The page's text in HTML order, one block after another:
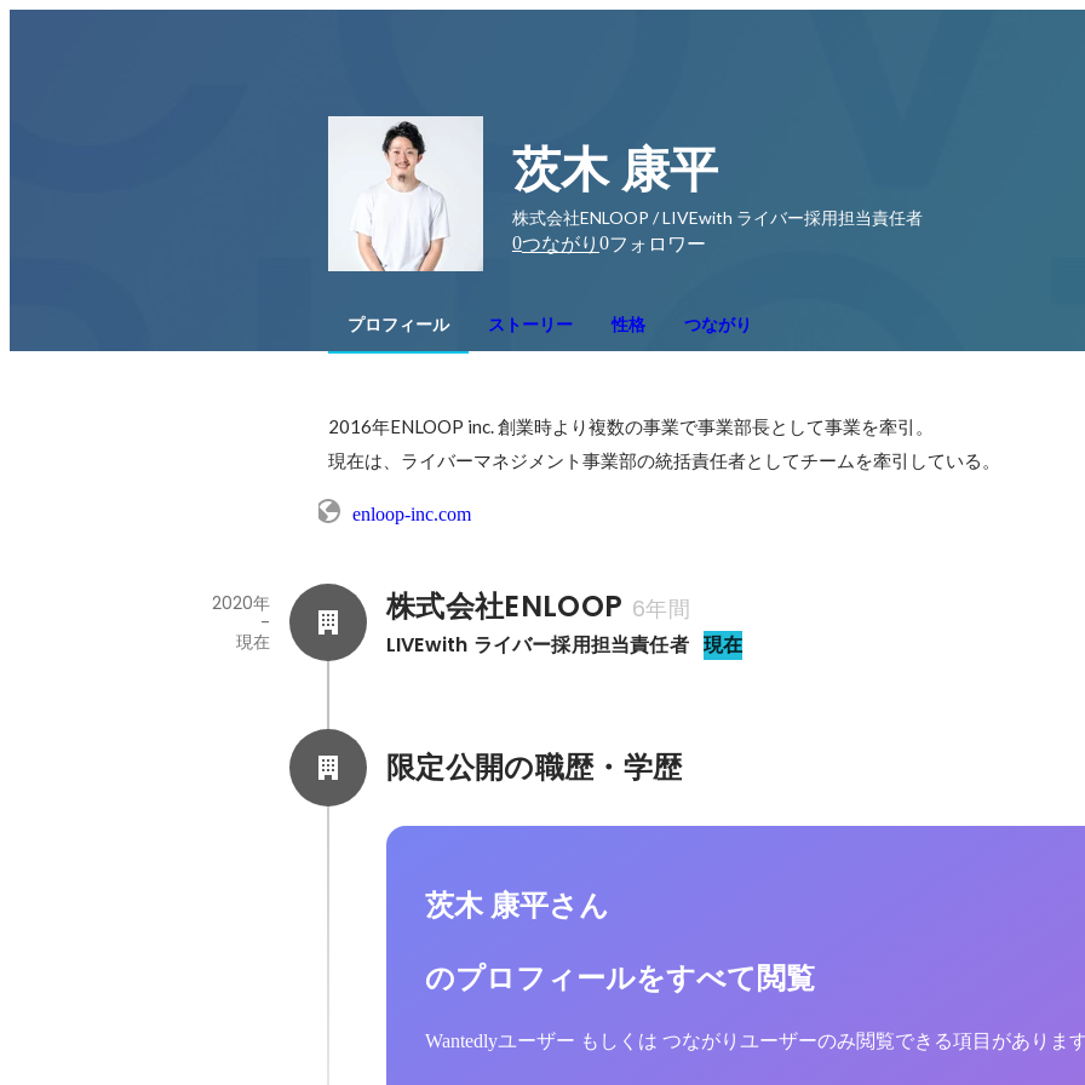
茨木 康平
株式会社ENLOOP / LIVEwith ライバー採用担当責任者
0つながり 0フォロワー
プロフィール ストーリー 性格 つながり
2016年ENLOOP inc. 創業時より複数の事業で事業部長として事業を牽引。
現在は、ライバーマネジメント事業部の統括責任者としてチームを牽引している。
enloop-inc.com
株式会社ENLOOP 6年間
LIVEwith ライバー採用担当責任者 現在
2020年
-
現在
限定公開の職歴・学歴
茨木 康平さん
のプロフィールをすべて閲覧
Wantedlyユーザー もしくは つながりユーザーのみ閲覧できる項目がありま